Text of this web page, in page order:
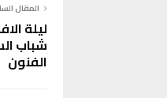
المقال
شباب
الفنون